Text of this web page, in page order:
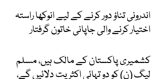
اندرونی تناؤ دور کرنے کے لیے انوکھا راستہ
اختیار کرنے والی جاپانی خاتون گرفتار
کشمیری پاکستان کے مالک ہیں، مسلم
لیگ (ن) کو دو تہائی اکثریت دلائیں گے،